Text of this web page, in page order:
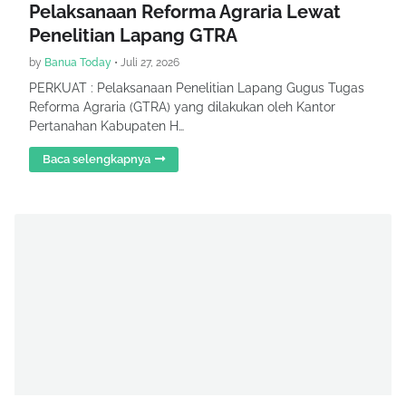
Pelaksanaan Reforma Agraria Lewat
Penelitian Lapang GTRA
by Banua Today • Juli 27, 2026
PERKUAT : Pelaksanaan Penelitian Lapang Gugus Tugas
Reforma Agraria (GTRA) yang dilakukan oleh Kantor
Pertanahan Kabupaten H…
Baca selengkapnya